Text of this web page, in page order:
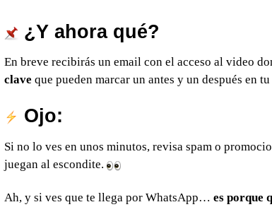
¿Y ahora qué?
En breve recibirás un email con el acceso al video
clave que pueden marcar un antes y un después en
Ojo:
Si no lo ves en unos minutos, revisa spam o
juegan al escondite.
Ah, y si ves que te llega por WhatsApp… es porque